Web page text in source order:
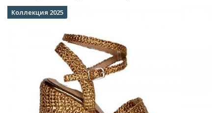
Коллекция 2025